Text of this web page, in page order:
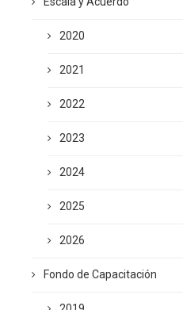
2020
2021
2022
2023
2024
2025
2026
Fondo de Capacitación